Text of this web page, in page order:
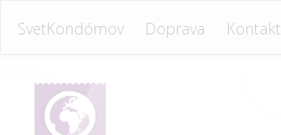
SvetKondómov Doprava Kontakt